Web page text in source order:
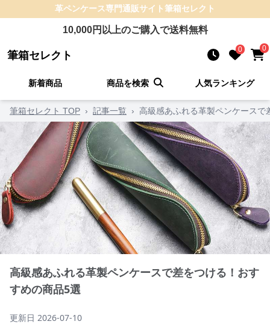
革ペンケース専門通販サイト筆箱セレクト
10,000円以上のご購入で送料無料
筆箱セレクト 0 0
新着商品 商品を検索 人気ランキング
筆箱セレクト TOP › 記事一覧 › 高級感あふれる革製ペンケース
高級感あふれる革製ペンケースで差をつける！おす
すめの商品5選
更新日 2026-07-10